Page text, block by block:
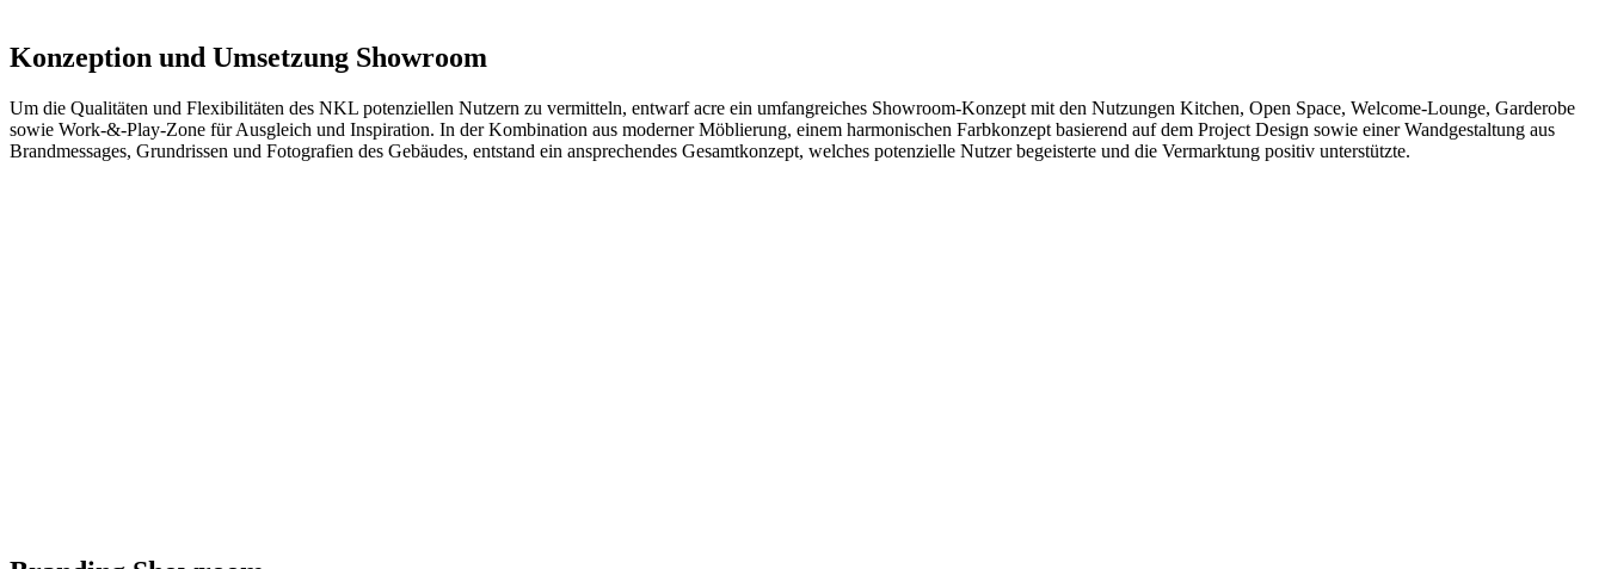
Konzeption und Umsetzung Showroom
Um die Qualitäten und Flexibilitäten des NKL potenziellen Nutzern zu vermitteln, entwarf acre ein umfangreiches Showroom-Konzept mit den Nutzungen Kitchen, Open Space, Welcome-Lounge, Garderobe
sowie Work-&-Play-Zone für Ausgleich und Inspiration. In der Kombination aus moderner Möblierung, einem harmonischen Farbkonzept basierend auf dem Project Design sowie einer Wandgestaltung aus
Brandmessages, Grundrissen und Fotografien des Gebäudes, entstand ein ansprechendes Gesamtkonzept, welches potenzielle Nutzer begeisterte und die Vermarktung positiv unterstützte.